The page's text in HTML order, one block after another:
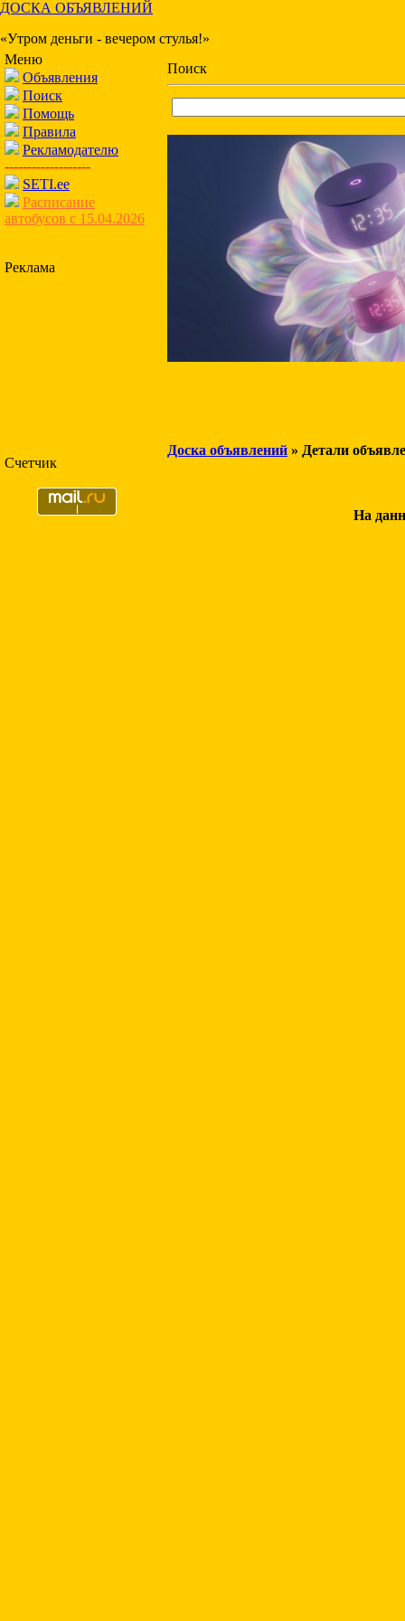
ДОСКА ОБЪЯВЛЕНИЙ
«Утром деньги - вечером стулья!»
Меню
Объявления
Поиск
Помощь
Правила
Рекламодателю
-------------------
SETI.ee
Расписание
автобусов с 15.04.2026
Реклама
Счетчик
Поиск
Доска объявлений » Детали
На